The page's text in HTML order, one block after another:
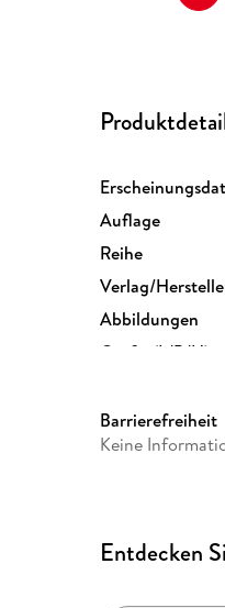
Auflage
Reihe
Verlag/
Abbildungen
Größe (L/B/H)
Barrierefreiheit
Keine
Entdecken